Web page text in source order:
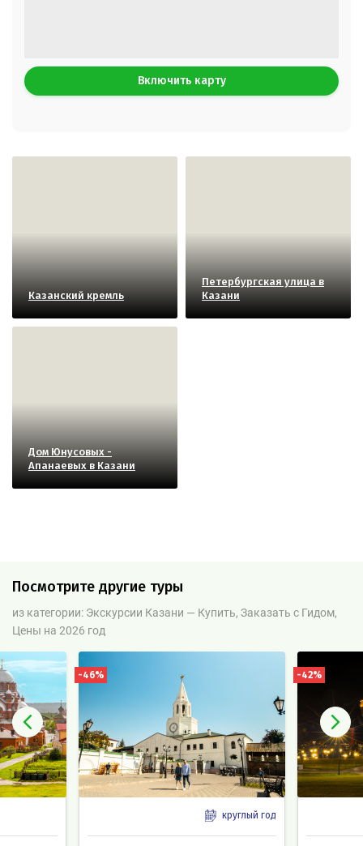
Включить карту
Казанский кремль
Петербургская улица в
Казани
Дом Юнусовых -
Апанаевых в Казани
Посмотрите другие туры
из категории: Экскурсии Казани — Купить, Заказать с Гидом,
Цены на 2026 год
-46%
круглый год
-42%